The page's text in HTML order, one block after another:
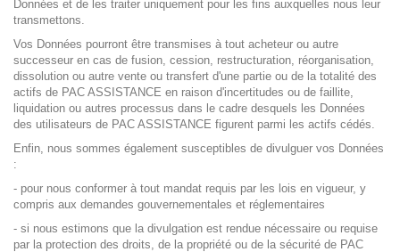
Données et de les traiter uniquement pour les fins auxquelles nous leur
transmettons.
Vos Données pourront être transmises à tout acheteur ou autre
successeur en cas de fusion, cession, restructuration, réorganisation,
dissolution ou autre vente ou transfert d'une partie ou de la totalité des
actifs de PAC ASSISTANCE en raison d'incertitudes ou de faillite,
liquidation ou autres processus dans le cadre desquels les Données
des utilisateurs de PAC ASSISTANCE figurent parmi les actifs cédés.
Enfin, nous sommes également susceptibles de divulguer vos Données
:
- pour nous conformer à tout mandat requis par les lois en vigueur, y
compris aux demandes gouvernementales et réglementaires
- si nous estimons que la divulgation est rendue nécessaire ou requise
par la protection des droits, de la propriété ou de la sécurité de PAC